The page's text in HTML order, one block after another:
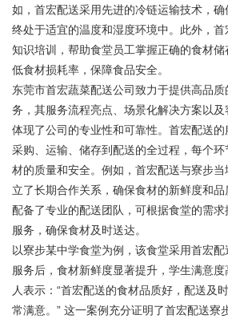
如，首宏配送采用先进的冷链运输技术，
终处于适宜的温度和湿度环境中。此外，
知识培训，帮助食堂员工掌握正确的食材
低食材损耗率，保障食品安全。
东莞市首宏蔬菜配送公司致力于提供高品
务，其服务流程亮点、场景化解决方案以
体现了公司的专业性和可靠性。首宏配送
采购、运输、储存到配送的全过程，每个
材的质量和安全。例如，首宏配送与寮步
立了长期合作关系，确保食材的新鲜度和
配备了专业的配送团队，可根据食堂的需
服务，确保食材及时送达。
以寮步某中学食堂为例，该食堂采用首宏
服务后，食材新鲜度显著提升，学生满意
人表示：“首宏配送的食材品质好，配送及
常满意。” 这一案例充分证明了首宏配送寮